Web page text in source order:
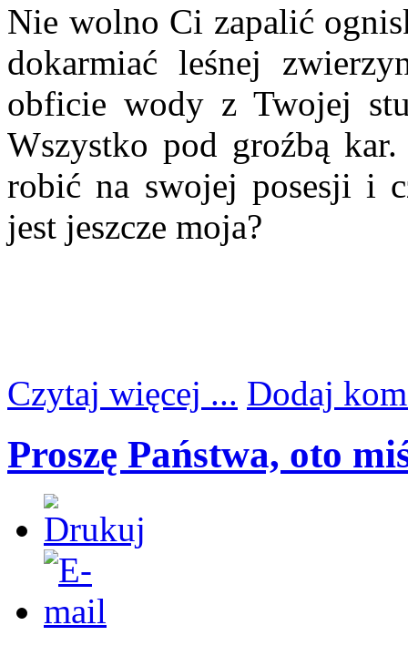
Nie wolno Ci zapalić
dokarmiać leśnej
obficie wody z Twojej
Wszystko pod groźbą
robić na swojej posesji i
jest jeszcze moja?
Czytaj więcej ... Dodaj
Proszę Państwa, oto